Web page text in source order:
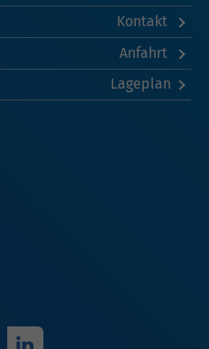
Kontakt
Anfahrt
Lageplan